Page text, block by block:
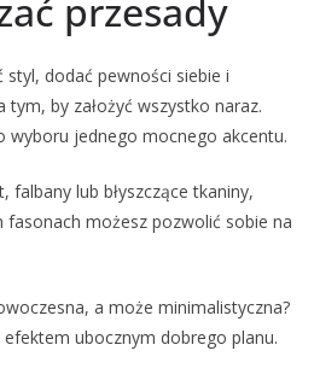
przesady
styl, dodać pewności siebie i
by założyć wszystko naraz.
wyboru jednego mocnego akcentu.
lub błyszczące tkaniny,
fasonach możesz pozwolić sobie na
a może minimalistyczna?
ubocznym dobrego planu.